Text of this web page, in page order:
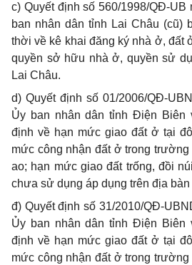
c) Quyết định số 560/1998/QĐ-UB
ban nhân dân tỉnh Lai Châu (cũ)
thời về kê khai đăng ký nhà ở, đất
quyền sở hữu nhàở, quyền sử
Lai Châu.
d) Quyết định số 01/2006/QĐ-
Ủy ban nhân dân tỉnh Điện Biên
định về hạn mức giao đất ở tại
mức công nhận đất ở trong trường
ao; hạn mức giao đất trống, đồi
chưa sử dụng áp dụng trên địa
đ) Quyết định số 31/2010/QĐ-
Ủy ban nhân dân tỉnh Điện Biên
định về hạn mức giao đất ở tại
mức công nhận đất ở trong